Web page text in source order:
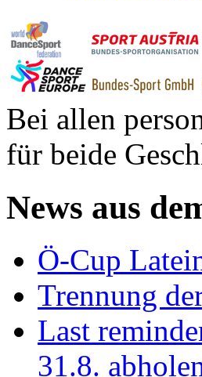
Bei allen
für beide
News aus
Ö-Cup
Trennung
Last
31.8.